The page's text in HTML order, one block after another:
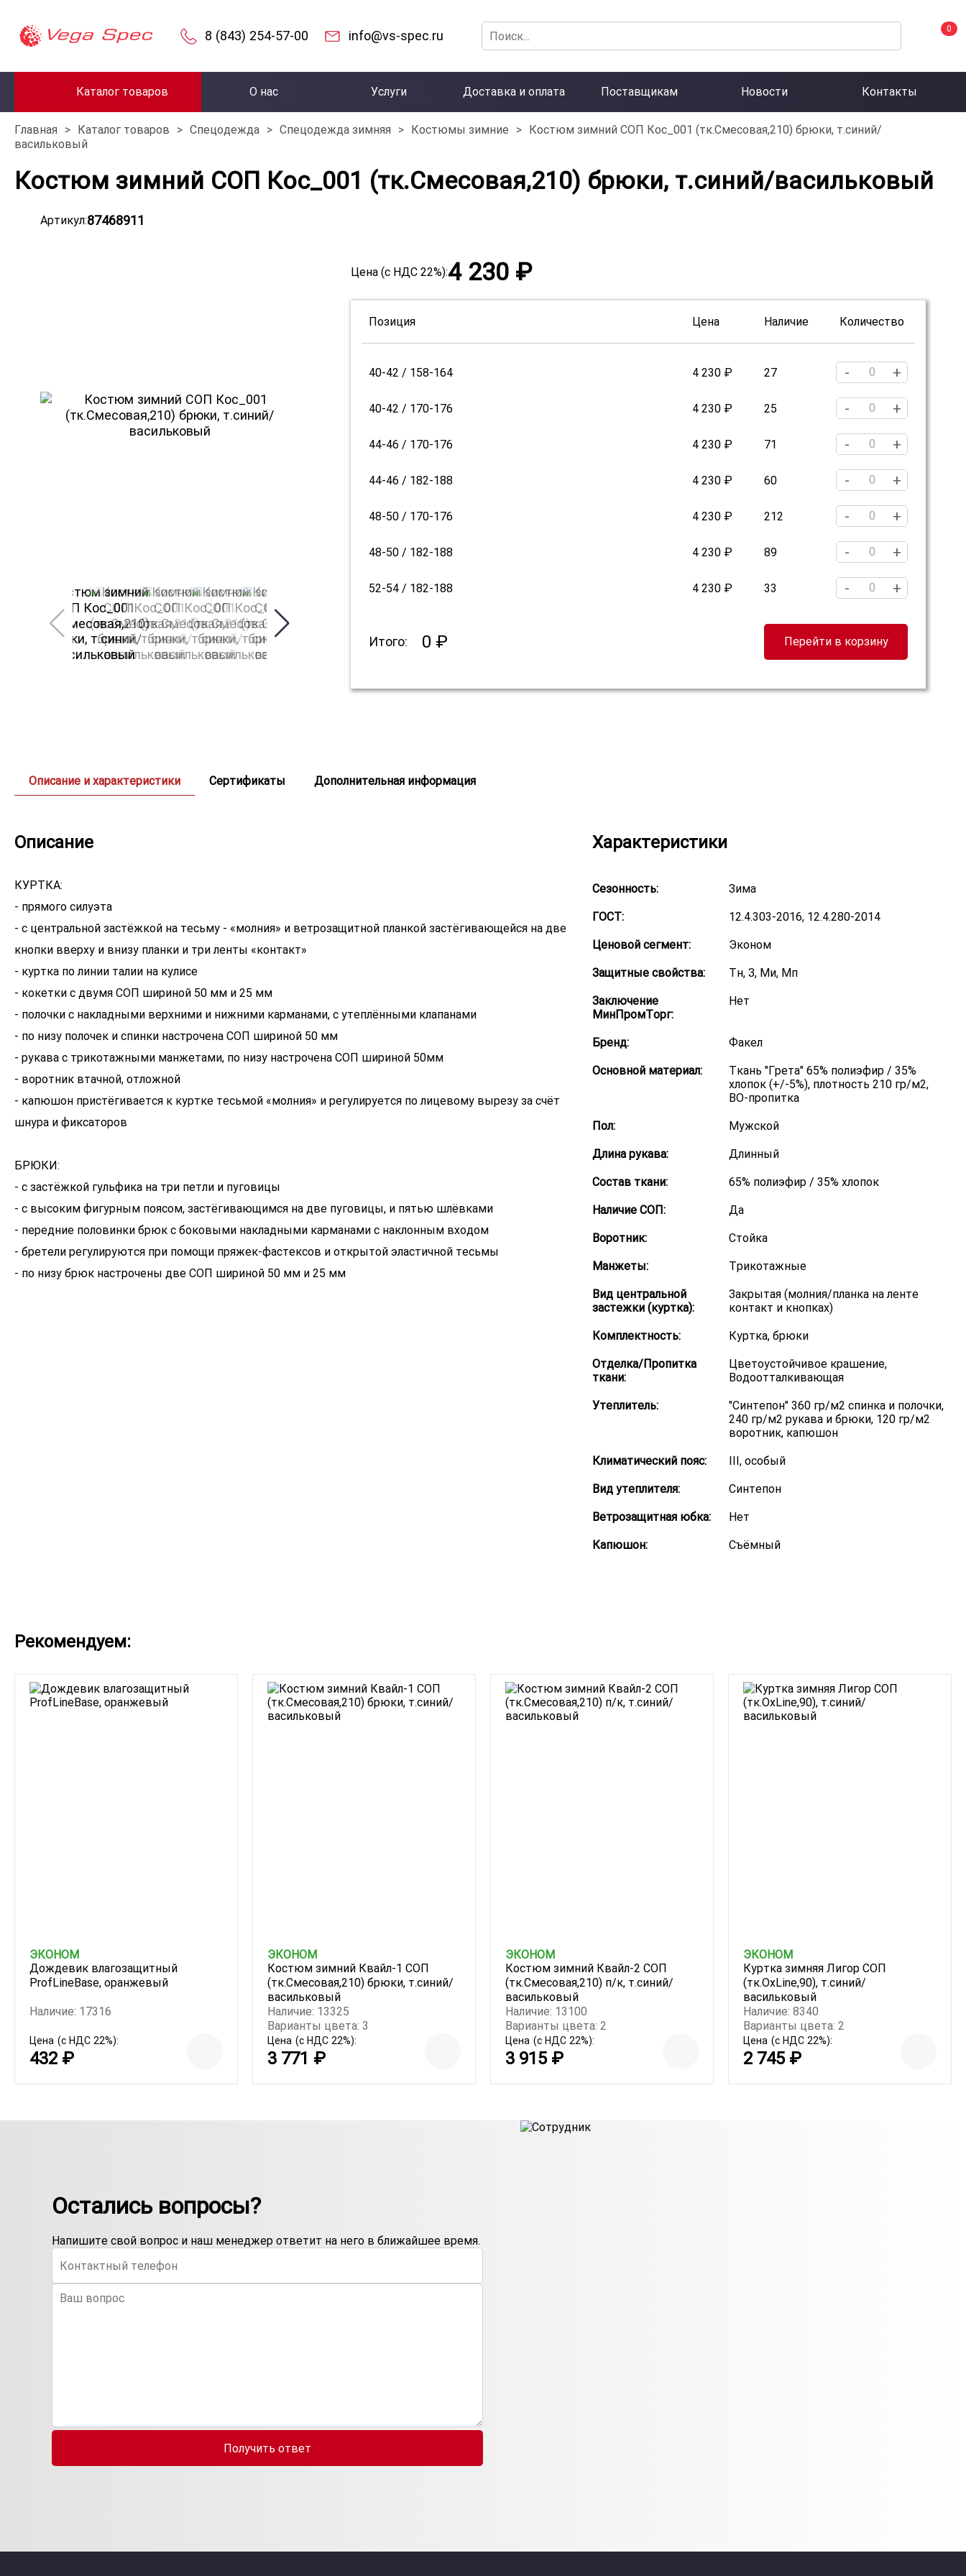
8 (843) 254-57-00 info@vs-spec.ru 0
Каталог товаров О нас Услуги Доставка и оплата Поставщикам Новости Контакты
Главная > Каталог товаров > Спецодежда > Спецодежда зимняя > Костюмы зимние > Костюм зимний СОП Кос_001 (тк.Смесовая,210) брюки, т.синий/
васильковый
Костюм зимний СОП Кос_001 (тк.Смесовая,210) брюки, т.синий/васильковый
Артикул:87468911
Цена (с НДС 22%):4 230 ₽
Позиция Цена Наличие Количество
40-42 / 158-164 4 230 ₽ 27 - +
40-42 / 170-176 4 230 ₽ 25 - +
44-46 / 170-176 4 230 ₽ 71 - +
44-46 / 182-188 4 230 ₽ 60 - +
48-50 / 170-176 4 230 ₽ 212 - +
48-50 / 182-188 4 230 ₽ 89 - +
52-54 / 182-188 4 230 ₽ 33 - +
Итого: 0 ₽ Перейти в корзину
Описание и характеристики Сертификаты Дополнительная информация
Описание
КУРТКА:
- прямого силуэта
- с центральной застёжкой на тесьму - «молния» и ветрозащитной планкой застёгивающейся на две
кнопки вверху и внизу планки и три ленты «контакт»
- куртка по линии талии на кулисе
- кокетки с двумя СОП шириной 50 мм и 25 мм
- полочки с накладными верхними и нижними карманами, с утеплёнными клапанами
- по низу полочек и спинки настрочена СОП шириной 50 мм
- рукава с трикотажными манжетами, по низу настрочена СОП шириной 50мм
- воротник втачной, отложной
- капюшон пристёгивается к куртке тесьмой «молния» и регулируется по лицевому вырезу за счёт
шнура и фиксаторов
БРЮКИ:
- с застёжкой гульфика на три петли и пуговицы
- с высоким фигурным поясом, застёгивающимся на две пуговицы, и пятью шлёвками
- передние половинки брюк с боковыми накладными карманами с наклонным входом
- бретели регулируются при помощи пряжек-фастексов и открытой эластичной тесьмы
- по низу брюк настрочены две СОП шириной 50 мм и 25 мм
Характеристики
Сезонность: Зима
ГОСТ: 12.4.303-2016, 12.4.280-2014
Ценовой сегмент: Эконом
Защитные свойства: Тн, З, Ми, Мп
Заключение
МинПромТорг:
Нет
Бренд: Факел
Основной материал:
Ткань "Грета" 65% полиэфир / 35%
хлопок (+/-5%), плотность 210 гр/м2,
ВО-пропитка
Пол: Мужской
Длина рукава: Длинный
Состав ткани: 65% полиэфир / 35% хлопок
Наличие СОП: Да
Воротник: Стойка
Манжеты: Трикотажные
Вид центральной
застежки (куртка):
Закрытая (молния/планка на ленте
контакт и кнопках)
Комплектность: Куртка, брюки
Отделка/Пропитка
ткани:
Цветоустойчивое крашение,
Водоотталкивающая
Утеплитель:
"Синтепон" 360 гр/м2 спинка и полочки,
240 гр/м2 рукава и брюки, 120 гр/м2
воротник, капюшон
Климатический пояс: III, особый
Вид утеплителя: Синтепон
Ветрозащитная юбка: Нет
Капюшон: Съёмный
Рекомендуем:
ЭКОНОМ
Дождевик влагозащитный
ProfLineBase, оранжевый
Наличие: 17316
Цена (с НДС 22%):
432 ₽
ЭКОНОМ
Костюм зимний Квайл-1 СОП
(тк.Смесовая,210) брюки, т.синий/
васильковый
Наличие: 13325
Варианты цвета: 3
Цена (с НДС 22%):
3 771 ₽
ЭКОНОМ
Костюм зимний Квайл-2 СОП
(тк.Смесовая,210) п/к, т.синий/
васильковый
Наличие: 13100
Варианты цвета: 2
Цена (с НДС 22%):
3 915 ₽
ЭКОНОМ
Куртка зимняя Лигор СОП
(тк.OxLine,90), т.синий/
васильковый
Наличие: 8340
Варианты цвета: 2
Цена (с НДС 22%):
2 745 ₽
Остались вопросы?
Напишите свой вопрос и наш менеджер ответит на него в ближайшее время.
Получить ответ